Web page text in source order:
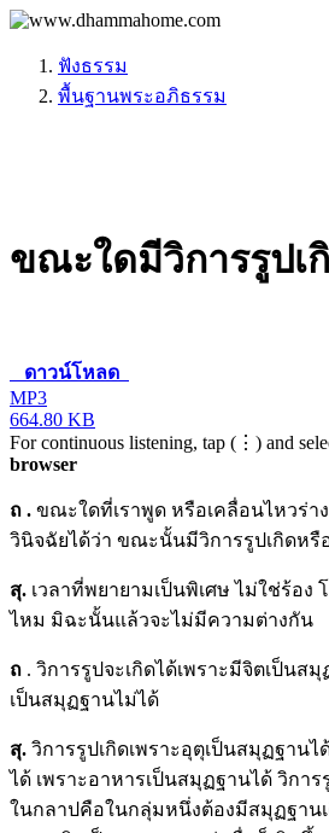
ฟังธรรม
พื้นฐานพระอภิธรรม
ขณะใดมีวิการรูปเ
ดาวน์โหลด
MP3
664.80 KB
For continuous listening, tap (⋮) and
browser
ถ . ขณะใดที่เราพูด หรือเคลื่อนไหวร่า
วินิจฉัยได้ว่า ขณะนั้นมีวิการรูปเกิดหรื
สุ. เวลาที่พยายามเป็นพิเศษ ไม่ใช่ร้อง
ไหม มิฉะนั้นแล้วจะไม่มีความต่างกัน
ถ . วิการรูปจะเกิดได้เพราะมีจิตเป็นส
เป็นสมุฏฐานไม่ได้
สุ. วิการรูปเกิดเพราะอุตุเป็นสมุฏฐานไ
ได้ เพราะอาหารเป็นสมุฏฐานได้ วิกา
ในกลาปคือในกลุ่มหนึ่งต้องมีสมุฏฐาน